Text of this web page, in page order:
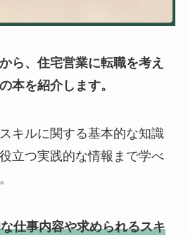
ら、住宅営業に転職を考え
本を紹介します。
キルに関する基本的な知識
立つ実践的な情報まで学べ
仕事内容や求められるスキ